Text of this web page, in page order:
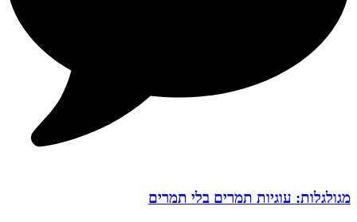
מגולגלות: עוגיות תמרים בלי תמרים